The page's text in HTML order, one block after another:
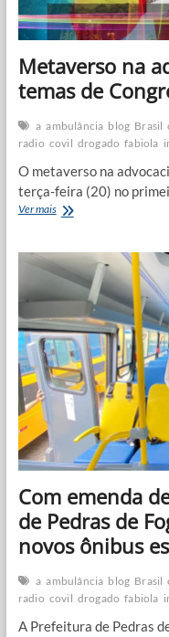
Veneziano
Metaverso na
temas de
a ambulância blog Brasil
radio covil drogado fabiola
O metaverso na
terça-feira (20) no
Ver maisMetaverso
será
um
de
Congresso
on-
line
e
gratuito
Com emenda
de Pedras de
novos ônibus
a ambulância blog Brasil
radio covil drogado fabiola
A Prefeitura de Pedras